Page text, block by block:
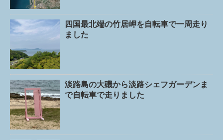
四国最北端の竹居岬を自転車で一周走り
ました
淡路島の大磯から淡路シェフガーデンま
で自転車で走りました